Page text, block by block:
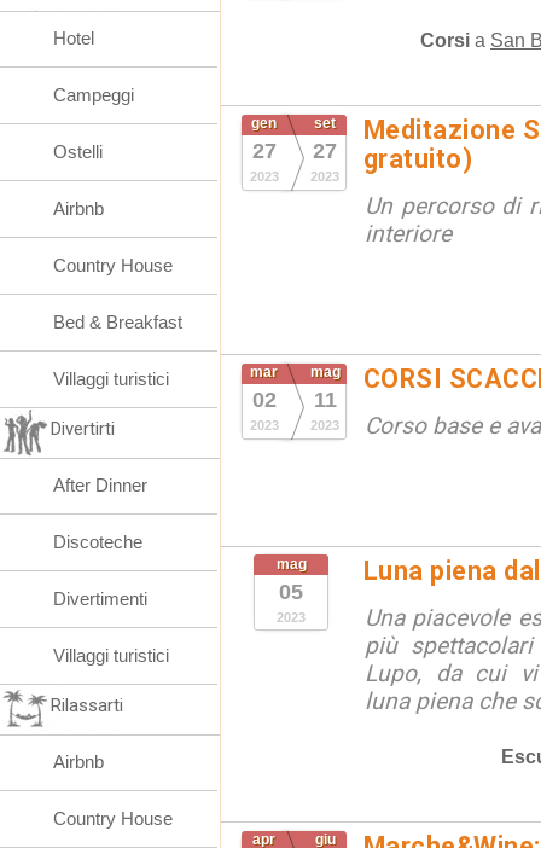
Corsi a San
gen
27
2023
set
27
2023
Meditazione
gratuito)
Un percorso di
interiore
mar
02
2023
mag
11
2023
CORSI
Corso base e
mag
05
2023
Luna piena
Una piacevole
più
Lupo, da cui
luna piena che
apr giu
Hotel
Campeggi
Ostelli
Airbnb
Country House
Bed & Breakfast
Villaggi turistici
Divertirti
After Dinner
Discoteche
Divertimenti
Villaggi turistici
Rilassarti
Airbnb
Country House